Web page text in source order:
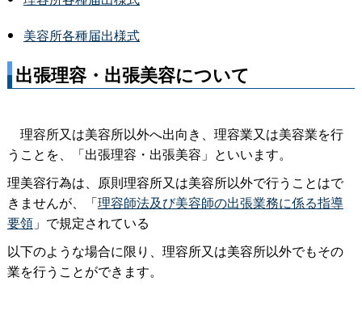
美容所各種届出様式
出張理容・出張美容について
理容所又は美容所以外へ出向き、理容業又は美容業を行
うことを、「出張理容・出張美容」といいます。
理美容行為は、原則理容所又は美容所以外で行うことはで
きませんが、「理容師法及び美容師の出張業務に係る指導
要領」で規定されている
以下のような場合に限り、理容所又は美容所以外でもその
業を行うことができます。